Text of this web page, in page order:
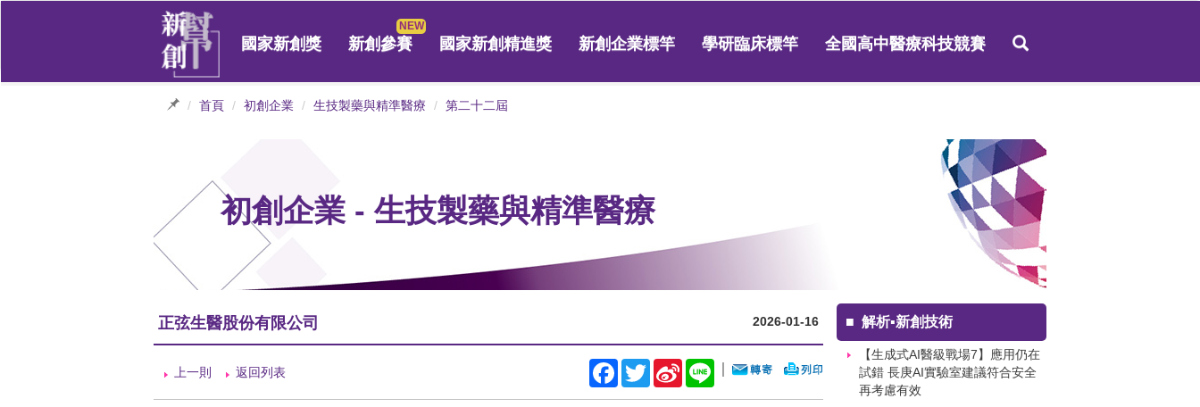
國家新創獎 新創參賽 國家新創精進獎 新創企業標竿 學研臨床標竿 全國高中醫療科技競賽
首頁 初創企業 生技製藥與精準醫療 第二十二屆
初創企業 - 生技製藥與精準醫療
正弦生醫股份有限公司 2026-01-16
上一則 返回列表 Facebook
TwitterSina
Weibo
Line
■ 解析▪新創技術
【生成式AI醫級戰場7】應用仍在
試錯 長庚AI實驗室建議符合安全
再考慮有效